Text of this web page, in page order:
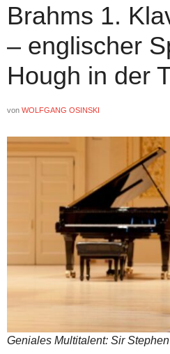
Brahms 1.
– englischer
Hough in der
von WOLFGANG OSINSKI
Geniales Multitalent: Sir